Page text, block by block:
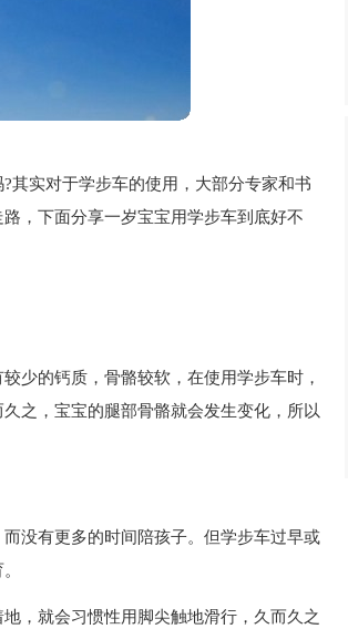
其实对于学步车的使用，大部分专家和书
，下面分享一岁宝宝用学步车到底好不
少的钙质，骨骼较软，在使用学步车时，
之，宝宝的腿部骨骼就会发生变化，所以
没有更多的时间陪孩子。但学步车过早或
，就会习惯性用脚尖触地滑行，久而久之